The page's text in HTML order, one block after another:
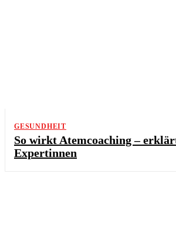
GESUNDHEIT
So wirkt Atemcoaching –
Expertinnen